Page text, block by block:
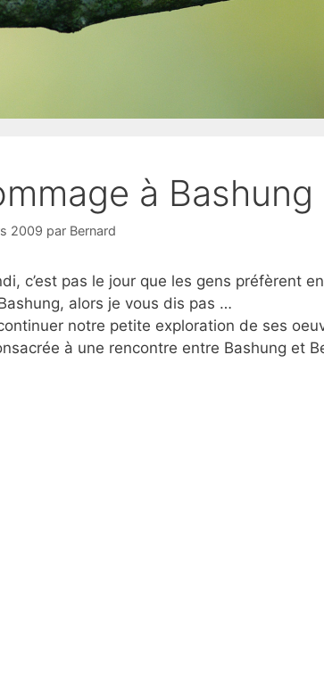
à Bashung
2009 par Bernard
c’est pas le jour que les gens préfèrent
alors je vous dis pas …
notre petite exploration de ses
à une rencontre entre Bashung et